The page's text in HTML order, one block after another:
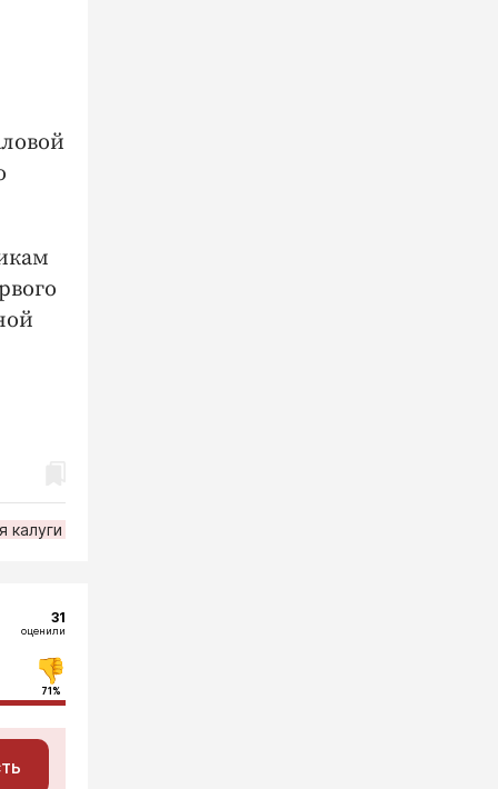
калуги
31
оценили
71%